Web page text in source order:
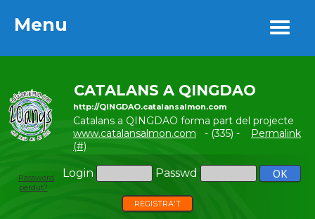
Menu
CATALANS A QINGDAO
http://QINGDAO.catalansalmon.com
Catalans a QINGDAO forma part del projecte
www.catalansalmon.com - (335) -
Permalink
(#)
Login Passwd
Password
perdut?
REGISTRA'T
Menu